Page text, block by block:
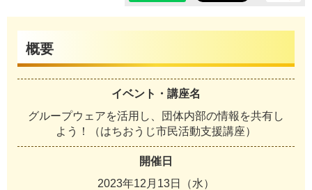
概要
イベント・講座名
グループウェアを活用し、団体内部の情報を共有し
よう！（はちおうじ市民活動支援講座）
開催日
2023年12月13日（水）